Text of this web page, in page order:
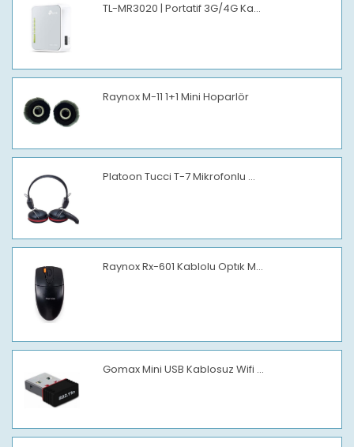
TL-MR3020 | Portatif 3G/4G Ka...
Raynox M-11 1+1 Mini Hoparlör
Platoon Tucci T-7 Mikrofonlu ...
Raynox Rx-601 Kablolu Optık M...
Gomax Mini USB Kablosuz Wifi ...